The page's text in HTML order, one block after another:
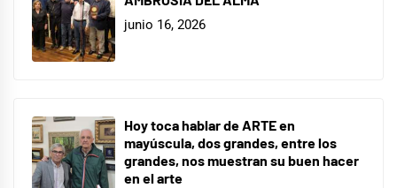
junio 16, 2026
Hoy toca hablar de ARTE en
mayúscula, dos grandes, entre los
grandes, nos muestran su buen hacer
en el arte